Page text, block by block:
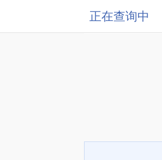
正在查询中